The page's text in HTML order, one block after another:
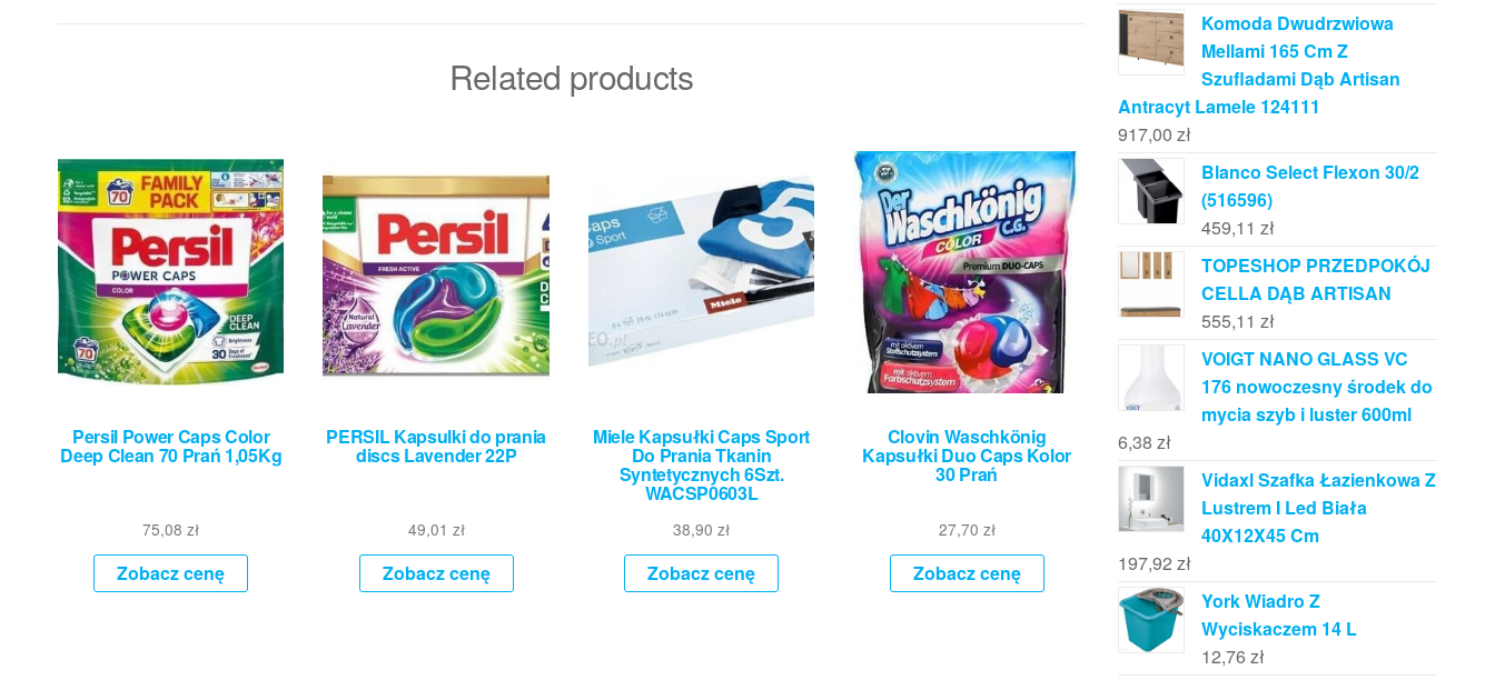
Related products
Persil Power Caps Color
Deep Clean 70 Prań 1,05Kg
75,08zł
Zobacz cenę
PERSIL Kapsulki do prania
discs Lavender 22P
49,01 zł
Zobacz cenę
Miele Kapsułki Caps Sport
Do Prania Tkanin
Syntetycznych 6Szt.
WACSP0603L
38,90zł
Zobacz cenę
Clovin Waschkönig
Kapsułki Duo Caps Kolor
30 Prań
27,70 zł
Zobacz cenę
Komoda Dwudrzwiowa
Mellami 165 Cm Z
Szufladami Dąb Artisan
Antracyt Lamele 124111
917,00 zł
Blanco Select Flexon 30/2
(516596)
459,11 zł
TOPESHOP PRZEDPOKÓJ
CELLA DĄB ARTISAN
555,11 zł
VOIGT NANO GLASS VC
176 nowoczesny środek do
mycia szyb i luster 600ml
6,38 zł
Vidaxl Szafka Łazienkowa Z
Lustrem I Led Biała
40X12X45 Cm
197,92 zł
York Wiadro Z
Wyciskaczem 14 L
12,76 zł